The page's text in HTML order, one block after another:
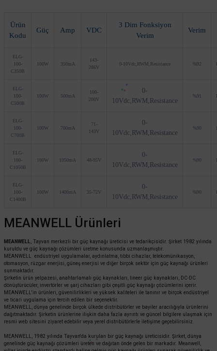
Ürün
Kodu
Güç Amp VDC
3 Dim Fonksiyon
Verim
Verim
ELG-
100-
C350B
100W 350mA
143-
286V
0-10Vdc,RWM,Resistance %92
ELG-
100-
C500B
100W 500mA
100-
200V
0-
10Vdc,RWM,Resistance
%91
ELG-
100-
C700B
100W 700mA
71-
143V
0-
10Vdc,RWM,Resistance
%90
ELG-
100-
C1050B
100W 1050mA 48-95V
0-
10Vdc,RWM,Resistance
%90
ELG-
100-
C1400B
100W 1400mA 35-72V
0-
10Vdc,RWM,Resistance
%90
MEANWELL Ürünleri
MEANWELL
, Tayvan merkezli bir güç kaynağı üreticisi ve tedarikçisidir. Şirket 1982 yılında
kuruldu ve güç kaynağı çözümleri üretme konusunda uzmanlaşmıştır.
MEANWELL endüstriyel uygulamalar, aydınlatma, tıbbi cihazlar, telekomünikasyon,
otomasyon, rüzgar enerjisi, güneş enerjisi ve diğer birçok sektör için güç kaynağı ürünleri
sunmaktadır.
Şirketin ürün yelpazesi, anahtarlamalı güç kaynakları, lineer güç kaynakları, DC-DC
dönüştürücüler, invertörler ve şarj cihazları gibi çeşitli güç kaynağı çözümlerini içerir.
MEANWELL'in ürünleri, güvenilirlikleri ve yüksek kaliteleri ile tanınır ve birçok endüstriyel
ve ticari uygulama için tercih edilen bir seçenektir.
MEANWELL, dünya genelinde birçok ülkede distribütörler ve bayiler aracılığıyla ürünlerini
dağıtmaktadır. Şirketin ürünlerine ilişkin daha fazla ayrıntı ve güncel bilgilere ulaşmak için
resmi web sitesini ziyaret edebilir veya yerel distribütörlerle iletişime geçebilirsiniz.
MEANWELL, 1982 yılında Tayvan'da kurulan bir güç kaynağı üreticisidir. Şirket, dünya
genelinde güç kaynağı çözümleri üreten ve dağıtan önde gelen bir markadır. Meanwell,